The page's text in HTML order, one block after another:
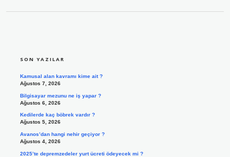
SON YAZILAR
Kamusal alan kavramı kime ait ?
Ağustos 7, 2026
Bilgisayar mezunu ne iş yapar ?
Ağustos 6, 2026
Kedilerde kaç böbrek vardır ?
Ağustos 5, 2026
Avanos’dan hangi nehir geçiyor ?
Ağustos 4, 2026
2025’te depremzedeler yurt ücreti ödeyecek mi ?